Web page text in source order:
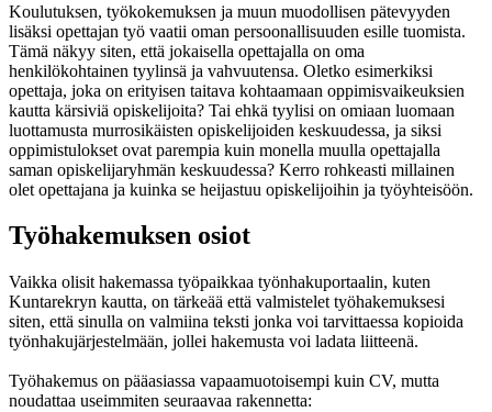
Koulutuksen, työkokemuksen ja muun muodollisen pätevyyden
lisäksi opettajan työ vaatii oman persoonallisuuden esille tuomista.
Tämä näkyy siten, että jokaisella opettajalla on oma
henkilökohtainen tyylinsä ja vahvuutensa. Oletko esimerkiksi
opettaja, joka on erityisen taitava kohtaamaan oppimisvaikeuksien
kautta kärsiviä opiskelijoita? Tai ehkä tyylisi on omiaan luomaan
luottamusta murrosikäisten opiskelijoiden keskuudessa, ja siksi
oppimistulokset ovat parempia kuin monella muulla opettajalla
saman opiskelijaryhmän keskuudessa? Kerro rohkeasti millainen
olet opettajana ja kuinka se heijastuu opiskelijoihin ja työyhteisöön.
Työhakemuksen osiot
Vaikka olisit hakemassa työpaikkaa työnhakuportaalin, kuten
Kuntarekryn kautta, on tärkeää että valmistelet työhakemuksesi
siten, että sinulla on valmiina teksti jonka voi tarvittaessa kopioida
työnhakujärjestelmään, jollei hakemusta voi ladata liitteenä.
Työhakemus on pääasiassa vapaamuotoisempi kuin CV, mutta
noudattaa useimmiten seuraavaa rakennetta: